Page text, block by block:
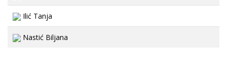
Ilić Tanja
Nastić Biljana